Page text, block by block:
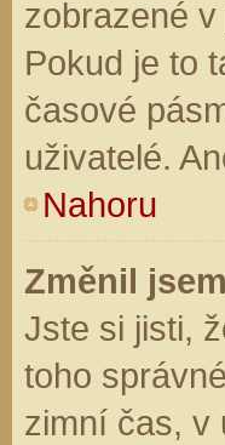
zobrazené
Pokud je to
časové
uživatelé.
Nahoru
Změnil
Jste si jisti,
toho
zimní čas, v